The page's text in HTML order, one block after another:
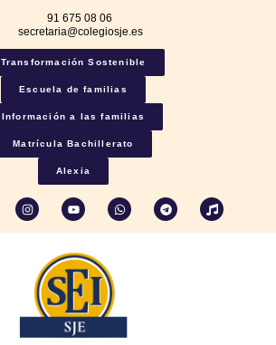
91 675 08 06
secretaria@colegiosje.es
Transformación Sostenible
Escuela de familias
Información a las familias
Matrícula Bachillerato
Alexia